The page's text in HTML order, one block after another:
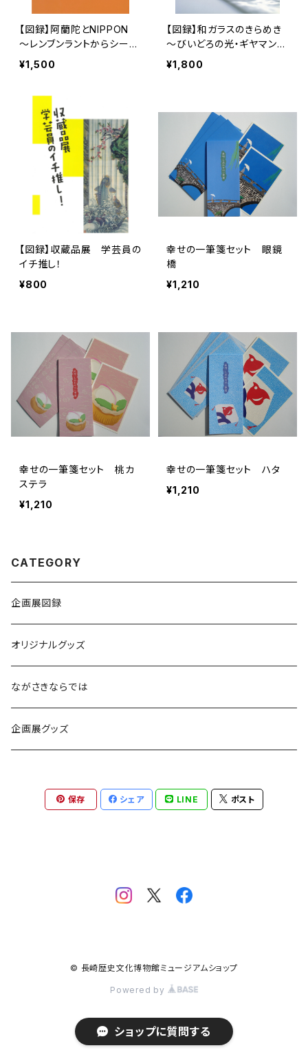
【図録】阿蘭陀とNIPPON
～レンブンラントからシーボ
ルトまで～
¥1,500
【図録】和ガラスのきらめき
～びいどろの光・ギヤマンの
粋
¥1,800
【図録】収蔵品展 学芸員の
イチ推し！
¥800
幸せの一筆箋セット 眼鏡
橋
¥1,210
幸せの一筆箋セット 桃カ
ステラ
¥1,210
幸せの一筆箋セット ハタ
¥1,210
CATEGORY
企画展図録
オリジナルグッズ
ながさきならでは
企画展グッズ
保存 シェア LINE ポスト
© 長崎歴史文化博物館ミュージアムショップ
Powered by
ショップに質問する